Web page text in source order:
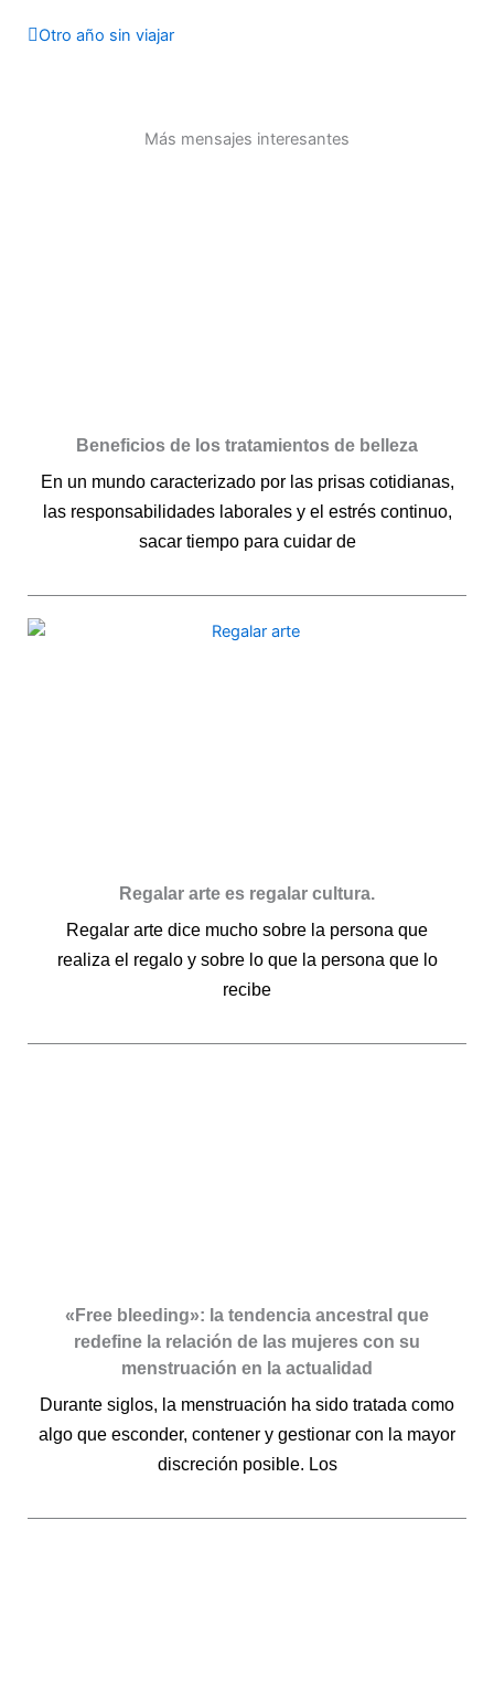
Otro año sin viajar
Más mensajes interesantes
Beneficios de los tratamientos de belleza
En un mundo caracterizado por las prisas cotidianas,
las responsabilidades laborales y el estrés continuo,
sacar tiempo para cuidar de
Regalar arte es regalar cultura.
Regalar arte dice mucho sobre la persona que
realiza el regalo y sobre lo que la persona que lo
recibe
«Free bleeding»: la tendencia ancestral que
redefine la relación de las mujeres con su
menstruación en la actualidad
Durante siglos, la menstruación ha sido tratada como
algo que esconder, contener y gestionar con la mayor
discreción posible. Los